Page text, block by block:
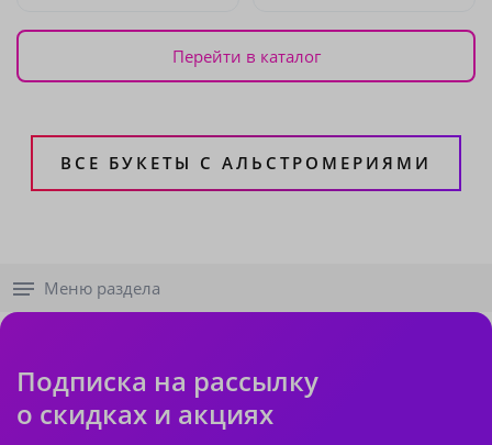
Перейти в каталог
ВСЕ БУКЕТЫ С АЛЬСТРОМЕРИЯМИ
Меню раздела
Подписка на рассылку
о скидках и акциях